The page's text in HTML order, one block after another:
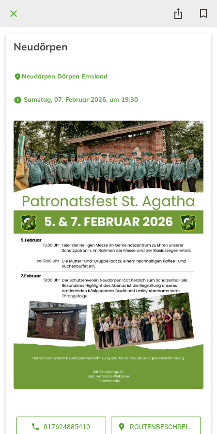
Neudörpen
Neudörpen Dörpen Emsland
Samstag, 07. Februar 2026, um 19:30
017624885410
ROUTENBESCHREIB